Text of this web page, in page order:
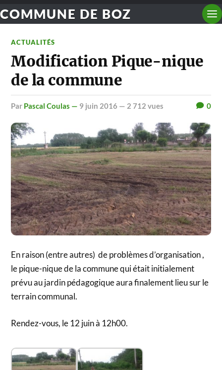
COMMUNE DE BOZ
ACTUALITÉS
Modification Pique-nique
de la commune
par Pascal Coulas — 9 juin 2016 — 2 712 vues 0
En raison (entre autres) de problèmes d’organisation ,
le pique-nique de la commune qui était initialement
prévu au jardin pédagogique aura finalement lieu sur le
terrain communal.
Rendez-vous, le 12 juin à 12h00.